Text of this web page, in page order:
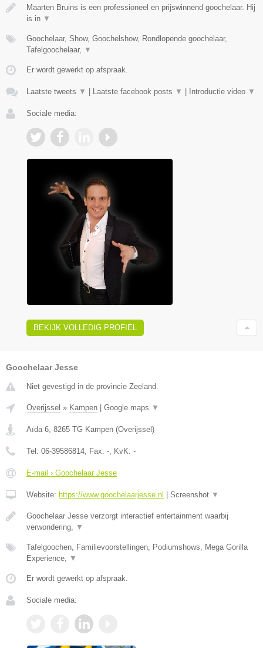
Maarten Bruins is een professioneel en prijswinnend goochelaar. Hij
is in ▼
Goochelaar, Show, Goochelshow, Rondlopende goochelaar,
Tafelgoochelaar, ▼
Er wordt gewerkt op afspraak.
Laatste tweets ▼ Laatste facebook posts ▼ Introductie video ▼
Sociale media:
BEKIJK VOLLEDIG PROFIEL
Goochelaar Jesse
Niet gevestigd in de provincie Zeeland.
Overijssel » Kampen Google maps ▼
Aïda 6, 8265 TG Kampen (Overijssel )
Tel: 06-39586814, Fax: -, KvK: -
E-mail › Goochelaar Jesse
Website: https://www.goochelaarjesse.nl Screenshot ▼
Goochelaar Jesse verzorgt interactief entertainment waarbij
verwondering, ▼
Tafelgoochen, Familievoorstellingen, Podiumshows, Mega Gorilla
Experience, ▼
Er wordt gewerkt op afspraak.
Sociale media: